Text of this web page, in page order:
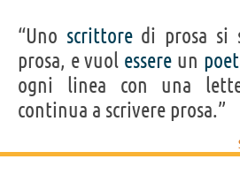
“Uno scrittoredi prosa si
prosa, e vuol essere un
ogni linea con una
continua a scrivere prosa.”